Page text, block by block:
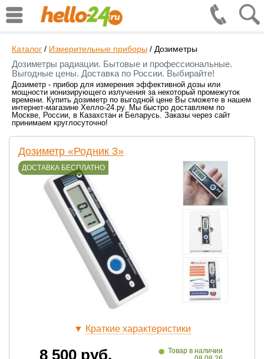
Каталог / Измерительные приборы / Дозиметры
Дозиметры радиации. Бытовые и профессиональные.
Выгодные цены. Доставка по России. Выбирайте!
Дозиметр - прибор для измерения эффективной дозы или
мощности ионизирующего излучения за некоторый промежуток
времени. Купить дозиметр по выгодной цене Вы сможете в нашем
интернет-магазине Хелло-24.ру. Мы быстро доставляем по
Москве, России, в Казахстан и Беларусь. Заказы через сайт
принимаем круглосуточно!
Дозиметр «Родник 3»
ДОСТАВКА БЕСПЛАТНО
▼ Краткие характеристики
8 500 руб. • Товар в наличии